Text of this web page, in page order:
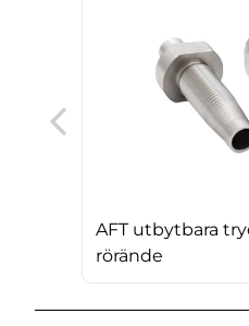
AFT utbytbara
rörände